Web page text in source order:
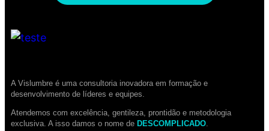
A Vislumbre é uma consultoria inovadora em formação e
desenvolvimento de líderes e equipes.
Atendemos com excelência, gentileza, prontidão e metodologia
exclusiva. A isso damos o nome de DESCOMPLICADO.